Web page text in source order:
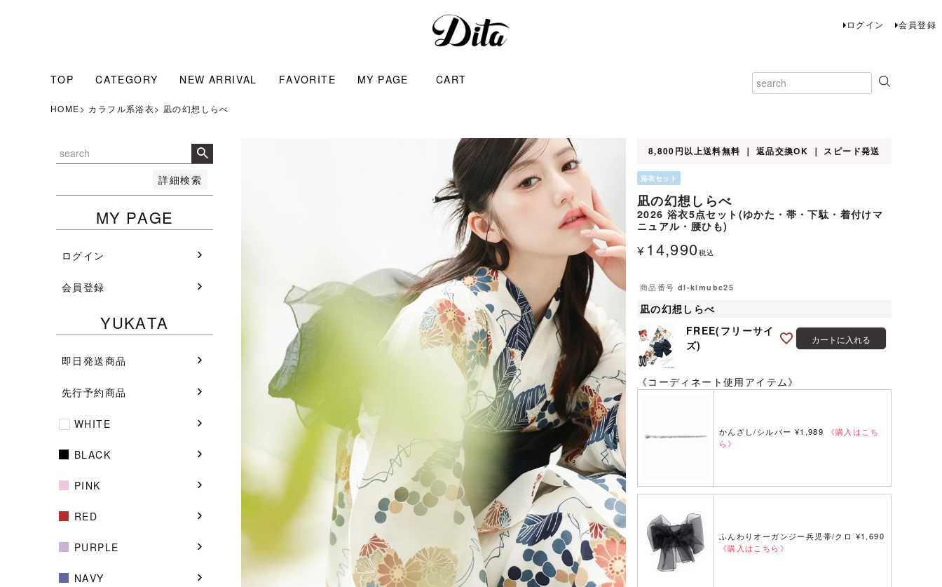
ログイン 会員登録
TOP CATEGORY NEW ARRIVAL FAVORITE MY PAGE CART
HOME カラフル系浴衣 凪の幻想しらべ
詳細検索
人気順
新着順
価格が安い順
MY PAGE
ログイン
会員登録
YUKATA
即日発送商品
先行予約商品
WHITE
BLACK
PINK
RED
PURPLE
NAVY
8,800円以上送料無料 ｜ 返品交換OK ｜ スピード発送
浴衣セット
2026 浴衣5点セット(ゆかた・帯・下駄・着付けマ
ニュアル・腰ひも)
凪の幻想しらべ
¥ 14,990税込
商品番号 dl-kimubc25
凪の幻想しらべ
FREE(フリーサイ
ズ)
カートに入れる
《コーディネート使用アイテム》
かんざし/シルバー ¥1,989
《購入はこち
ら》
ふんわりオーガンジー兵児帯/クロ ¥1,690
《購入はこちら》